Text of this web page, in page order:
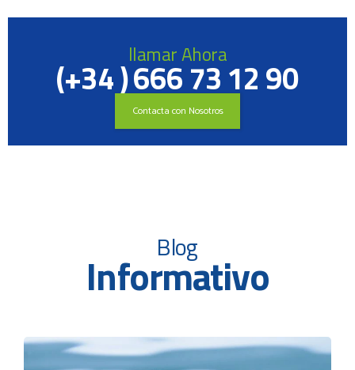
llamar Ahora
(+34 ) 666 73 12 90
Contacta con Nosotros
Blog
Informativo